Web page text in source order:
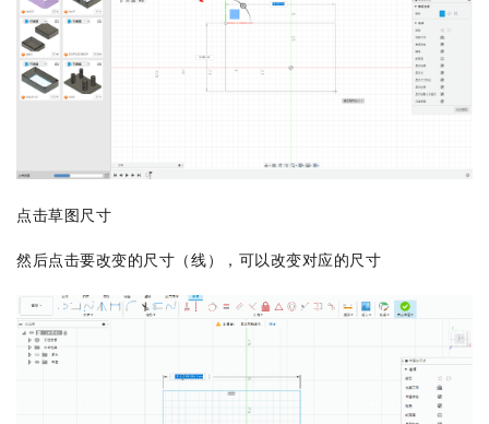
点击草图尺寸
然后点击要改变的尺寸（线），可以改变对应的尺寸